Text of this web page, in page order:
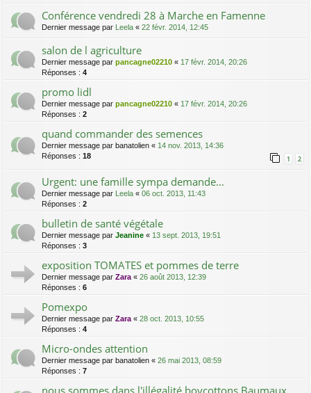
Conférence vendredi 28 à Marche en Famenne
Dernier message par Leela « 22 févr. 2014, 12:45
salon de l agriculture
Dernier message par pancagne02210 « 17 févr. 2014, 20:26
Réponses : 4
promo lidl
Dernier message par pancagne02210 « 17 févr. 2014, 20:26
Réponses : 2
quand commander des semences
Dernier message par banatolien « 14 nov. 2013, 14:36
Réponses : 18 1 2
Urgent: une famille sympa demande...
Dernier message par Leela « 06 oct. 2013, 11:43
Réponses : 2
bulletin de santé végétale
Dernier message par Jeanine « 13 sept. 2013, 19:51
Réponses : 3
exposition TOMATES et pommes de terre
Dernier message par Zara « 26 août 2013, 12:39
Réponses : 6
Pomexpo
Dernier message par Zara « 28 oct. 2013, 10:55
Réponses : 4
Micro-ondes attention
Dernier message par banatolien « 26 mai 2013, 08:59
Réponses : 7